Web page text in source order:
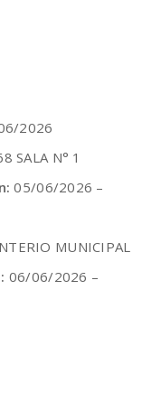
2026
SALA N° 1
05/06/2026 –
MUNICIPAL
06/06/2026 –